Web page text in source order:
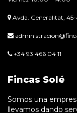
Avda. Generalitat,
+34 93 466 04 11
Fincas Solé
Somos una
llevamos dando